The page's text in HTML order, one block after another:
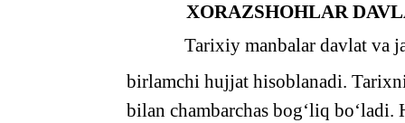
XORAZSHOHLAR
Tarixiy manbalar davlat va
birlamchi hujjat hisoblanadi.
bilan chambarchas bog‘liq